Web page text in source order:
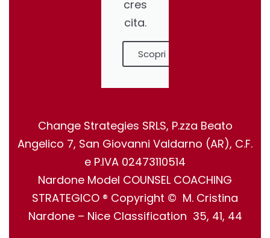
cres
cita.
Scopri
Change Strategies SRLS, P.zza Beato
Angelico 7, San Giovanni Valdarno (AR), C.F.
e P.IVA 02473110514
Nardone Model COUNSEL COACHING
STRATEGICO ® Copyright © M. Cristina
Nardone – Nice Classification 35, 41, 44